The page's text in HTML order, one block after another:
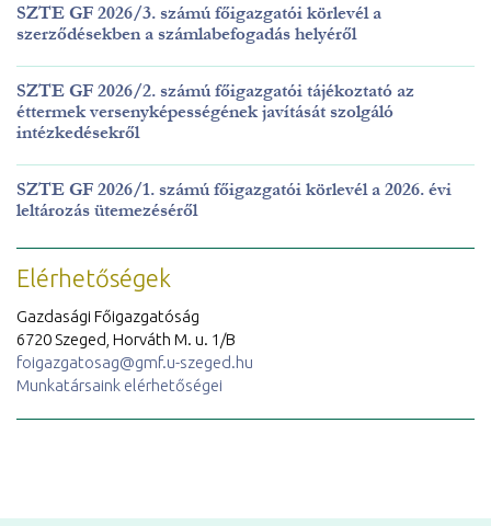
SZTE GF 2026/3. számú főigazgatói körlevél a
szerződésekben a számlabefogadás helyéről
SZTE GF 2026/2. számú főigazgatói tájékoztató az
éttermek versenyképességének javítását szolgáló
intézkedésekről
SZTE GF 2026/1. számú főigazgatói körlevél a 2026. évi
leltározás ütemezéséről
Elérhetőségek
Gazdasági Főigazgatóság
6720 Szeged, Horváth M. u. 1/B
foigazgatosag@gmf.u-szeged.hu
Munkatársaink elérhetőségei